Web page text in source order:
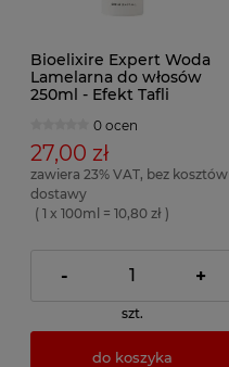
Bioelixire Expert Woda
Lamelarna do włosów
250ml - Efekt Tafli
0 ocen
27,00 zł
zawiera 23% VAT, bez kosztów
dostawy
( 1 x 100ml = 10,80 zł )
- +
szt.
do koszyka